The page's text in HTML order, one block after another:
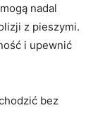
nadal
z pieszymi.
i upewnić
bez